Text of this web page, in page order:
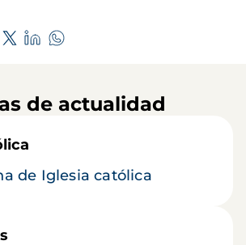
de actualidad
de Iglesia católica